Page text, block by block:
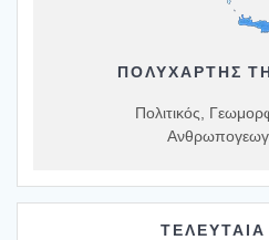
ΠΟΛΥΧΆΡΤΗΣ
Πολιτικός,